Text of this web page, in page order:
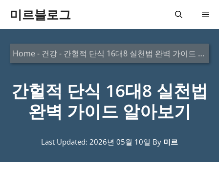
미르블로그 메
뉴
Home - 건강- 간헐적 단식 16대8 실천법 완벽 가이드 알아보기
간헐적 단식 16대8 실천법
완벽 가이드 알아보기
Last Updated: 2026년 05월 10일 By 미르